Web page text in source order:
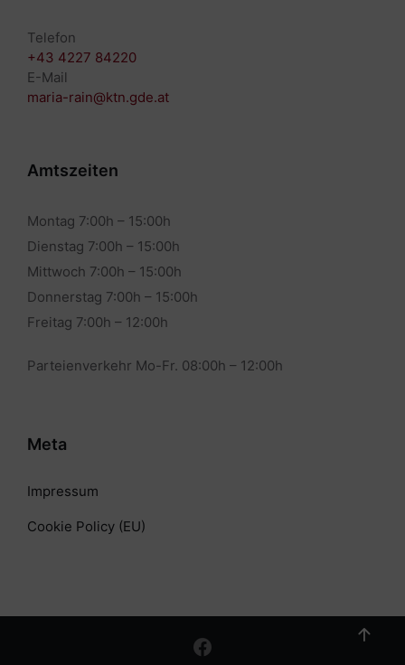
Telefon
+43 4227 84220
E-Mail
maria-rain@ktn.gde.at
Amtszeiten
Montag 7:00h – 15:00h
Dienstag 7:00h – 15:00h
Mittwoch 7:00h – 15:00h
Donnerstag 7:00h – 15:00h
Freitag 7:00h – 12:00h
Parteienverkehr Mo-Fr. 08:00h – 12:00h
Meta
Impressum
Cookie Policy (EU)